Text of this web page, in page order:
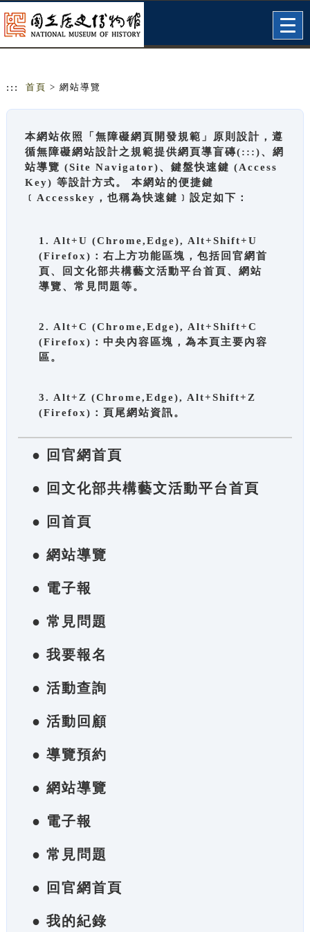
::: 首頁 > 網站導覽
本網站依照「無障礙網頁開發規範」原則設計，遵
循無障礙網站設計之規範提供網頁導盲磚(:::)、網
站導覽 (Site Navigator)、鍵盤快速鍵 (Access
Key) 等設計方式。 本網站的便捷鍵
﹝Accesskey，也稱為快速鍵﹞設定如下：
1. Alt+U (Chrome,Edge), Alt+Shift+U
(Firefox)：右上方功能區塊，包括回官網首
頁、回文化部共構藝文活動平台首頁、網站
導覽、常見問題等。
2. Alt+C (Chrome,Edge), Alt+Shift+C
(Firefox)：中央內容區塊，為本頁主要內容
區。
3. Alt+Z (Chrome,Edge), Alt+Shift+Z
(Firefox)：頁尾網站資訊。
● 回官網首頁
● 回文化部共構藝文活動平台首頁
● 回首頁
● 網站導覽
● 電子報
● 常見問題
● 我要報名
● 活動查詢
● 活動回顧
● 導覽預約
● 網站導覽
● 電子報
● 常見問題
● 回官網首頁
● 我的紀錄